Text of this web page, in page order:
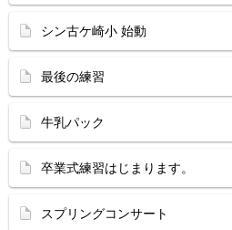
シン古ケ崎小 始動
最後の練習
牛乳パック
卒業式練習はじまります。
スプリングコンサート